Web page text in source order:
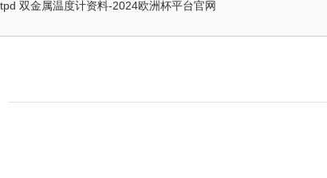
tpd 双金属温度计资料-2024欧洲杯平台官网